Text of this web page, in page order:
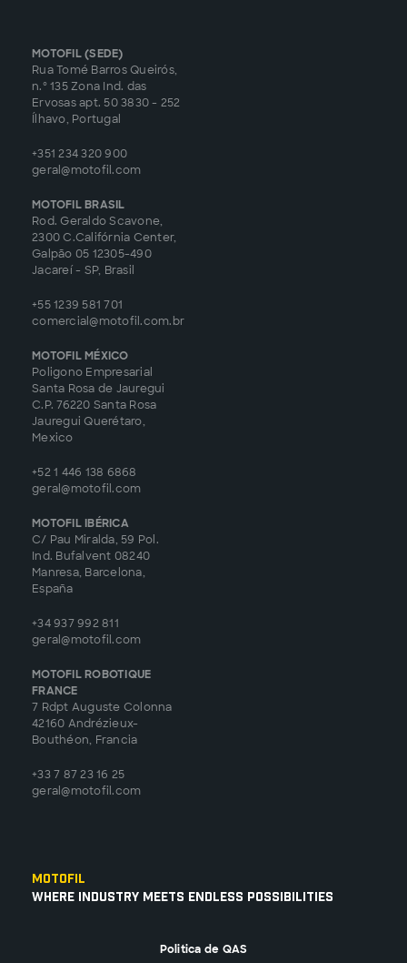
MOTOFIL (SEDE)
Rua Tomé Barros Queirós,
n.º 135 Zona Ind. das
Ervosas apt. 50 3830 - 252
Ílhavo, Portugal
+351 234 320 900
geral@motofil.com
MOTOFIL BRASIL
Rod. Geraldo Scavone,
2300 C.Califórnia Center,
Galpão 05 12305-490
Jacareí - SP, Brasil
+55 1239 581 701
comercial@motofil.com.br
MOTOFIL MÉXICO
Poligono Empresarial
Santa Rosa de Jauregui
C.P. 76220 Santa Rosa
Jauregui Querétaro,
Mexico
+52 1 446 138 6868
geral@motofil.com
MOTOFIL IBÉRICA
C/ Pau Miralda, 59 Pol.
Ind. Bufalvent 08240
Manresa, Barcelona,
España
+34 937 992 811
geral@motofil.com
MOTOFIL ROBOTIQUE
FRANCE
7 Rdpt Auguste Colonna
42160 Andrézieux-
Bouthéon, Francia
+33 7 87 23 16 25
geral@motofil.com
Motofil
Where Industry Meets Endless Possibilities
Politica de QAS